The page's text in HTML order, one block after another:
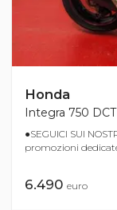
Honda
Integra 750
●SEGUICI SUI
promozioni
6.490 euro